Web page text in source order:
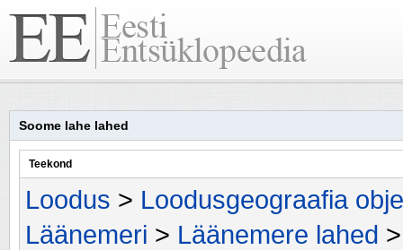
Soome lahe lahed
Teekond
Loodus > Loodusgeograafia
Läänemeri > Läänemere lahed